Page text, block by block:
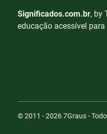
Significados.com.br, by
educação acessível para
© 2011 - 20267Graus-